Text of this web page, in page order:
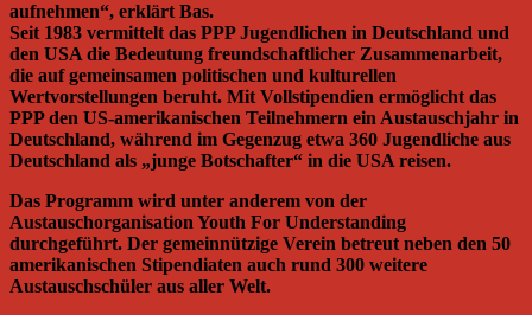
aufnehmen“, erklärt Bas.
Seit 1983 vermittelt das PPP Jugendlichen in Deutschland und
den USA die Bedeutung freundschaftlicher Zusammenarbeit,
die auf gemeinsamen politischen und kulturellen
Wertvorstellungen beruht. Mit Vollstipendien ermöglicht das
PPP den US-amerikanischen Teilnehmern ein Austauschjahr in
Deutschland, während im Gegenzug etwa 360 Jugendliche aus
Deutschland als „junge Botschafter“ in die USA reisen.
Das Programm wird unter anderem von der
Austauschorganisation Youth For Understanding
durchgeführt. Der gemeinnützige Verein betreut neben den 50
amerikanischen Stipendiaten auch rund 300 weitere
Austauschschüler aus aller Welt.